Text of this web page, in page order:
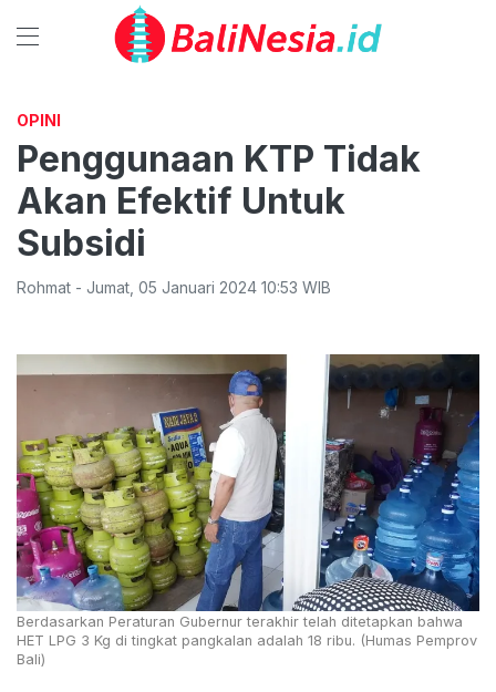
OPINI
Penggunaan KTP Tidak
Akan Efektif Untuk
Subsidi
Rohmat - Jumat 05 Januari 2024 10:53 WIB
Berdasarkan Peraturan Gubernur terakhir telah ditetapkan bahwa
HET LPG 3 Kg di tingkat pangkalan adalah 18 ribu. (Humas Pemprov
Bali)